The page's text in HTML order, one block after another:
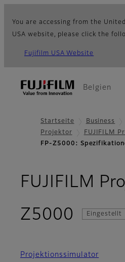
You are accessing from the
USA website, please click the
Fujifilm USA Website
Belgien
Startseite Business
Projektor
FUJIFILM
FP-Z5000:
FUJIFILM
Z5000 -Eingestellt
Projektionssimulator